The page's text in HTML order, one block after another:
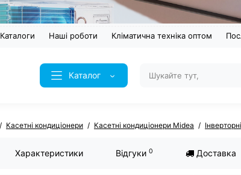
Каталоги Наші роботи Кліматична техніка оптом
Каталог
Касетні кондиціонери Касетні кондиціонери Midea
Характеристики Відгуки 0 Доставка